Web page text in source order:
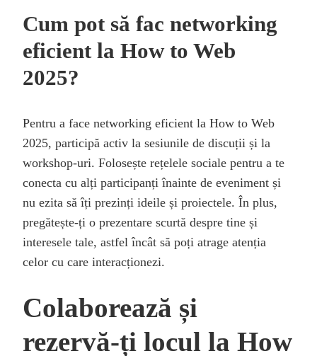
Cum pot să fac networking
eficient la How to Web
2025?
Pentru a face networking eficient la How to Web
2025, participă activ la sesiunile de discuții și la
workshop-uri. Folosește rețelele sociale pentru a te
conecta cu alți participanți înainte de eveniment și
nu ezita să îți prezinți ideile și proiectele. În plus,
pregătește-ți o prezentare scurtă despre tine și
interesele tale, astfel încât să poți atrage atenția
celor cu care interacționezi.
Colaborează și
rezervă-ți locul la How